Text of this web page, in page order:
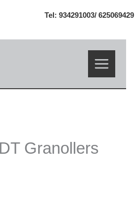
Tel: 934291003/ 625069429
Granollers